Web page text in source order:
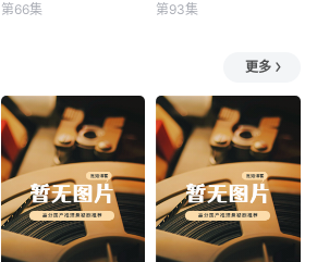
第66集 第93集
更多